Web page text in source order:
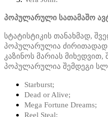
პოპულარული სათამაშო
სტატისტიკის თანახმად,
პოპულარულია ძირითადად
კაზინოს მარიას მიხედვით,
პოპულარულია შემდეგი
Starburst;
Dead or Alive;
Mega Fortune Dreams;
Reel Steal;